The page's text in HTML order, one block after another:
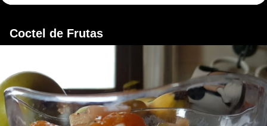
Coctel de Frutas